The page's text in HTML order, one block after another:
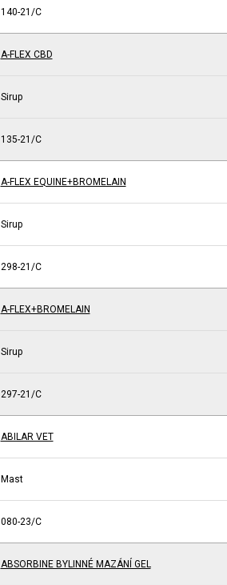
140-21/C
A-FLEX CBD
Sirup
135-21/C
A-FLEX EQUINE+BROMELAIN
Sirup
298-21/C
A-FLEX+BROMELAIN
Sirup
297-21/C
ABILAR VET
Mast
080-23/C
ABSORBINE BYLINNÉ MAZÁNÍ GEL